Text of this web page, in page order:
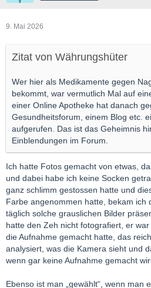
9. Mai 2026
Zitat von Währungshüter
Wer hier als Medikamente gegen
bekommt, war vermutlich Mal auf
einer Online Apotheke hat danach
Gesundheitsforum, einem Blog etc.
aufgerufen. Das ist das Geheimnis
Einblendungen im Forum.
Ich hatte Fotos gemacht von etwas,
und dabei habe ich keine Socken
ganz schlimm gestossen hatte und
Farbe angenommen hatte, bekam ich
täglich solche grauslichen Bilder
hatte den Zeh nicht fotografiert, er
die Aufnahme gemacht hatte, das
analysiert, was die Kamera sieht und
wenn gar keine Aufnahme gemacht
Ebenso ist man „gewählt“, wenn man